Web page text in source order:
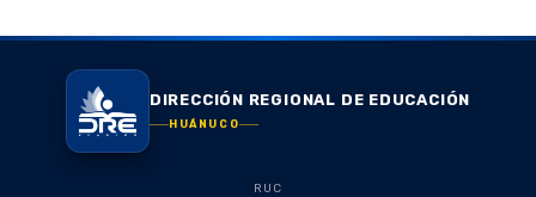
DIRECCIÓN REGIONAL DE EDUCACIÓN
HUÁNUCO
RUC